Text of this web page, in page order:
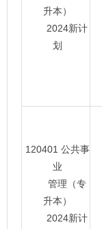
升本）
2024新计
划
120401 公共事
业
管理（专
升本）
2024新计